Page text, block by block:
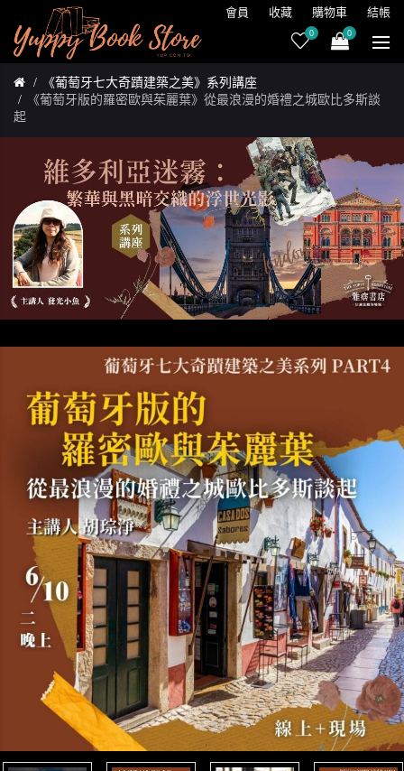
會員 收藏 購物車 結帳
0 0
《葡萄牙七大奇蹟建築之美》系列講座
《葡萄牙版的羅密歐與茱麗葉》從最浪漫的婚禮之城歐比多斯談
起